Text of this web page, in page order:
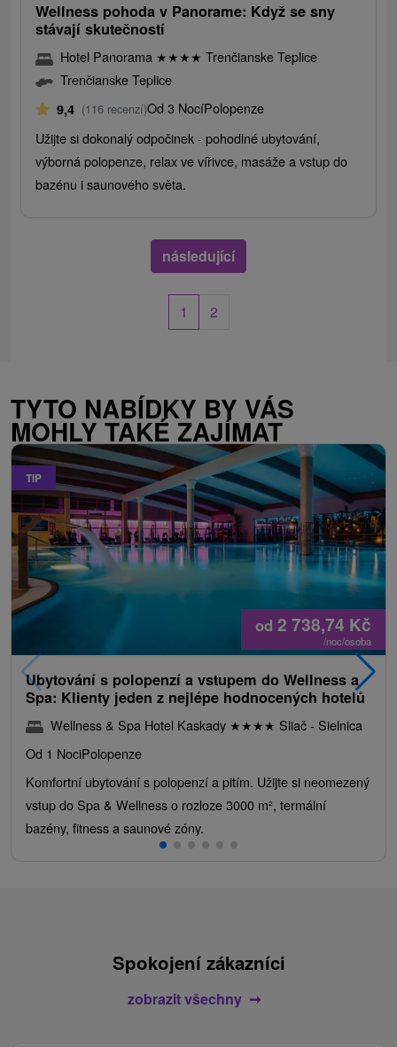
Wellness pohoda v Panorame: Když se sny
stávají skutečností
Hotel Panorama ★★★★ Trenčianske Teplice
Trenčianske Teplice
9,4 (116 recenzí)Od 3 NocíPolopenze
Užijte si dokonalý odpočinek - pohodlné ubytování,
výborná polopenze, relax ve vířivce, masáže a vstup do
bazénu i saunového světa.
následující
1 2
TYTO NABÍDKY BY VÁS
MOHLY TAKÉ ZAJÍMAT
TIP
od 2 738,74 Kč
/noc/osoba
Ubytování s polopenzí a vstupem do Wellness a
Spa: Klienty jeden z nejlépe hodnocených hotelů
Wellness & Spa Hotel Kaskady ★★★★ Sliač - Sielnica
Od 1 NociPolopenze
Komfortní ubytování s polopenzí a pitím. Užijte si neomezený
vstup do Spa & Wellness o rozloze 3000 m², termální
bazény, fitness a saunové zóny.
Spokojení zákazníci
zobrazit všechny